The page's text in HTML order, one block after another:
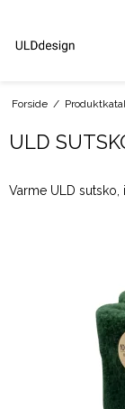
Forside /
ULD
Varme ULD sutsko,